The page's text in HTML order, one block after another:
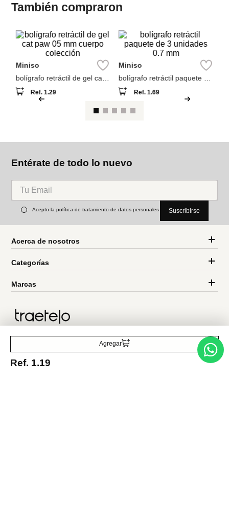
Agregar
Ref. 1.19
También compraron
Miniso
bolígrafo retráctil de gel cat
paw 05 mm cuerpo colección
Ref.1.29
Miniso
bolígrafo retráctil paquete de
3 unidades 0.7 mm
Ref. 1.69
Entérate de todo lo nuevo
Acepto la política de tratamiento de datos personales Suscribirse
Acerca de nosotros
Categorías
Marcas
Traetelo, el marketplace de moda en Venezuela para quienes buscan
estilo, calidad y las mejores marcas en un solo lugar.